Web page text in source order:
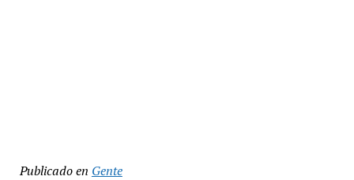
Publicado en Gente